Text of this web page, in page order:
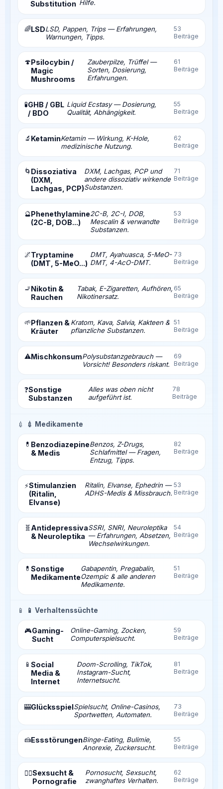
Substitution Hilfe.
🌈LSDLSD, Pappen, Trips — Erfahrungen,
Warnungen, Tipps.
53
Beiträge
🍄Psilocybin /
Magic
Mushrooms
Zauberpilze, Trüffel —
Sorten, Dosierung,
Erfahrungen.
61
Beiträge
🧪GHB / GBL
/ BDO
Liquid Ecstasy — Dosierung,
Qualität, Abhängigkeit.
55
Beiträge
🔬 KetaminKetamin — Wirkung, K-Hole,
medizinische Nutzung.
62
Beiträge
🌀 Dissoziativa
(DXM,
Lachgas, PCP)
DXM, Lachgas, PCP und
andere dissoziativ wirkende
Substanzen.
71
Beiträge
🔮Phenethylamine
(2C-B, DOB...)
2C-B, 2C-I, DOB,
Mescalin & verwandte
Substanzen.
53
Beiträge
🌌Tryptamine
(DMT, 5-MeO...)
DMT, Ayahuasca, 5-MeO-
DMT, 4-AcO-DMT.
73
Beiträge
🚬Nikotin &
Rauchen
Tabak, E-Zigaretten, Aufhören,
Nikotinersatz.
65
Beiträge
🌱Pflanzen &
Kräuter
Kratom, Kava, Salvia, Kakteen &
pflanzliche Substanzen.
51
Beiträge
⚠️MischkonsumPolysubstanzgebrauch —
Vorsicht! Besonders riskant.
69
Beiträge
❓Sonstige
Substanzen
Alles was oben nicht
aufgeführt ist.
78
Beiträge
💉 💉 Medikamente
💊 Benzodiazepine
& Medis
Benzos, Z-Drugs,
Schlafmittel — Fragen,
Entzug, Tipps.
82
Beiträge
⚡Stimulanzien
(Ritalin,
Elvanse)
Ritalin, Elvanse, Ephedrin —
ADHS-Medis & Missbrauch.
53
Beiträge
🧬 Antidepressiva
& Neuroleptika
SSRI, SNRI, Neuroleptika
— Erfahrungen, Absetzen,
Wechselwirkungen.
54
Beiträge
💊 Sonstige
Medikamente
Gabapentin, Pregabalin,
Ozempic & alle anderen
Medikamente.
51
Beiträge
📱 📱 Verhaltenssüchte
🎮Gaming-
Sucht
Online-Gaming, Zocken,
Computerspielsucht.
59
Beiträge
📱 Social
Media &
Internet
Doom-Scrolling, TikTok,
Instagram-Sucht,
Internetsucht.
81
Beiträge
🎰GlücksspielSpielsucht, Online-Casinos,
Sportwetten, Automaten.
73
Beiträge
🍰EssstörungenBinge-Eating, Bulimie,
Anorexie, Zuckersucht.
55
Beiträge
❤️‍🔥Sexsucht &
Pornografie
Pornosucht, Sexsucht,
zwanghaftes Verhalten.
62
Beiträge